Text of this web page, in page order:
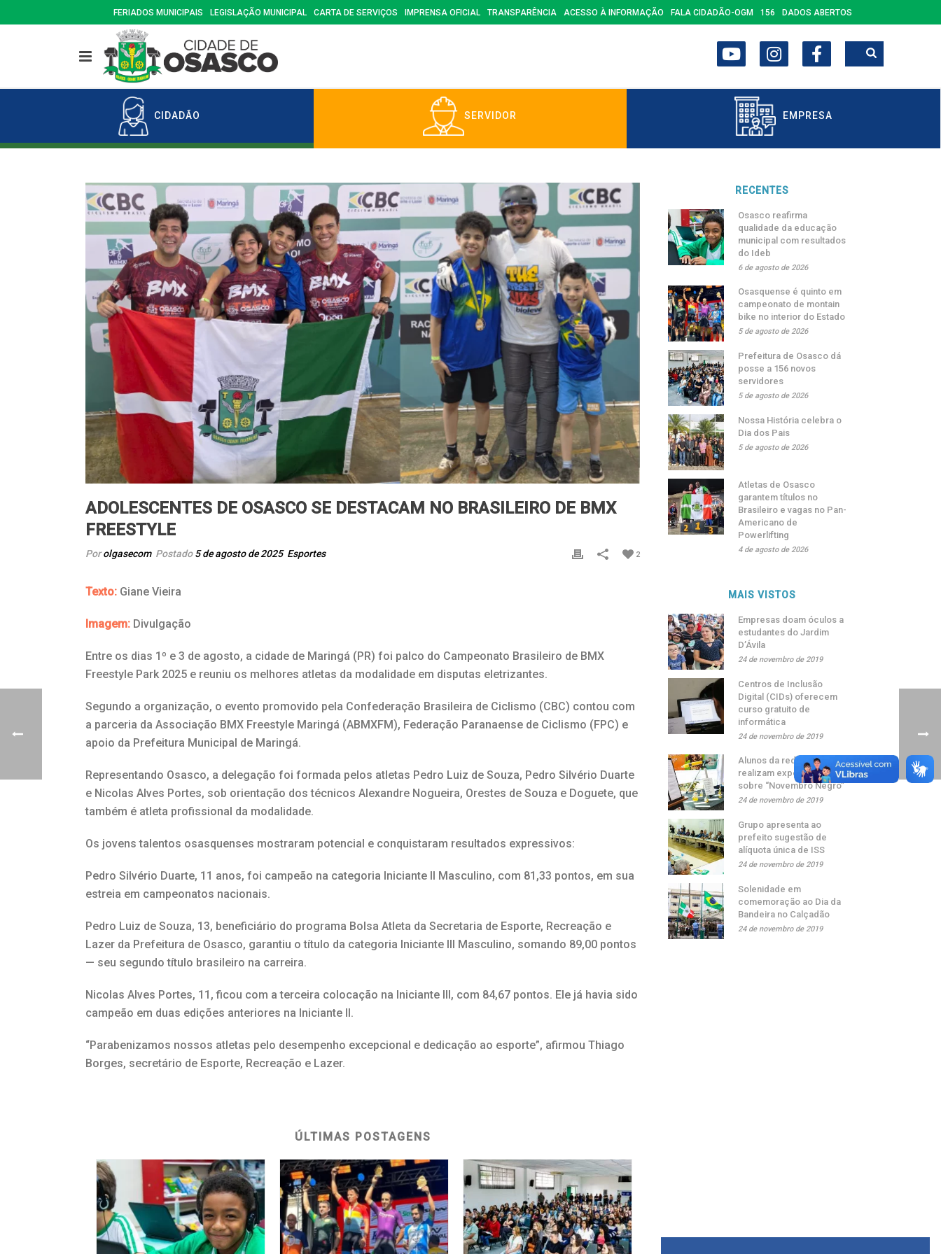
FERIADOS MUNICIPAIS LEGISLAÇÃO MUNICIPAL CARTA DE SERVIÇOS IMPRENSA OFICIAL TRANSPARÊNCIA ACESSO À INFORMAÇÃO FALA CIDADÃO-OGM 156 DADOS ABERTOS
CIDADÃO SERVIDOR EMPRESA
ADOLESCENTES DE OSASCO SE DESTACAM NO BRASILEIRO DE BMX
FREESTYLE
Porolgasecom Postado5 de agosto de 2025 Esportes 2
Texto: Giane Vieira
Imagem: Divulgação
Entre os dias 1º e 3 de agosto, a cidade de Maringá (PR) foi palco do Campeonato Brasileiro de BMX
Freestyle Park 2025 e reuniu os melhores atletas da modalidade em disputas eletrizantes.
Segundo a organização, o evento promovido pela Confederação Brasileira de Ciclismo (CBC) contou com
a parceria da Associação BMX Freestyle Maringá (ABMXFM), Federação Paranaense de Ciclismo (FPC) e
apoio da Prefeitura Municipal de Maringá.
Representando Osasco, a delegação foi formada pelos atletas Pedro Luiz de Souza, Pedro Silvério Duarte
e Nicolas Alves Portes, sob orientação dos técnicos Alexandre Nogueira, Orestes de Souza e Doguete, que
também é atleta profissional da modalidade.
Os jovens talentos osasquenses mostraram potencial e conquistaram resultados expressivos:
Pedro Silvério Duarte, 11 anos, foi campeão na categoria Iniciante II Masculino, com 81,33 pontos, em sua
estreia em campeonatos nacionais.
Pedro Luiz de Souza, 13, beneficiário do programa Bolsa Atleta da Secretaria de Esporte, Recreação e
Lazer da Prefeitura de Osasco, garantiu o título da categoria Iniciante III Masculino, somando 89,00 pontos
— seu segundo título brasileiro na carreira.
Nicolas Alves Portes, 11, ficou com a terceira colocação na Iniciante III, com 84,67 pontos. Ele já havia sido
campeão em duas edições anteriores na Iniciante II.
“Parabenizamos nossos atletas pelo desempenho excepcional e dedicação ao esporte”, afirmou Thiago
Borges, secretário de Esporte, Recreação e Lazer.
ÚLTIMAS POSTAGENS
RECENTES
Osasco reafirma
qualidade da educação
municipal com resultados
do Ideb
6 de agosto de 2026
Osasquense é quinto em
campeonato de montain
bike no interior do Estado
5 de agosto de 2026
Prefeitura de Osasco dá
posse a 156 novos
servidores
5 de agosto de 2026
Nossa História celebra o
Dia dos Pais
5 de agosto de 2026
Atletas de Osasco
garantem títulos no
Brasileiro e vagas no Pan-
Americano de
Powerlifting
4 de agosto de 2026
MAIS VISTOS
Empresas doam óculos a
estudantes do Jardim
D’Ávila
24 de novembro de 2019
Centros de Inclusão
Digital (CIDs) oferecem
curso gratuito de
informática
24 de novembro de 2019
Alunos da rede municipal
realizam exposição
sobre “Novembro Negro”
24 de novembro de 2019
Grupo apresenta ao
prefeito sugestão de
alíquota única de ISS
24 de novembro de 2019
Solenidade em
comemoração ao Dia da
Bandeira no Calçadão
24 de novembro de 2019